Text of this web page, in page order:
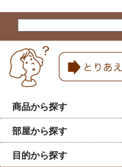
商品から探す
部屋から探す
目的から探す